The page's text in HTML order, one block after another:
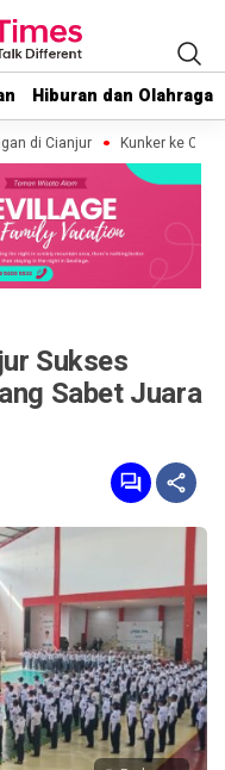
Hiburan dan Olahraga
Hiburan dan Olahraga
di Cianjur Kunker ke
Sukses
Sabet Juara